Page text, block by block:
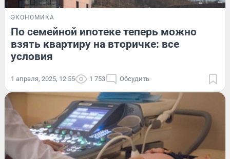
ЭКОНОМИКА
По семейной ипотеке теперь можно
взять квартиру на вторичке: все
условия
1 апреля, 2025, 12:55 1 753 Обсудить